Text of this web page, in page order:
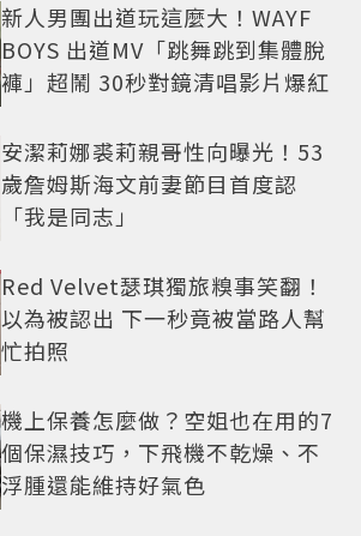
新人男團出道玩這麼大！WAYF
BOYS 出道MV「跳舞跳到集體脫
褲」超鬧 30秒對鏡清唱影片爆紅
安潔莉娜裘莉親哥性向曝光！53
歲詹姆斯海文前妻節目首度認
「我是同志」
Red Velvet瑟琪獨旅糗事笑翻！
以為被認出 下一秒竟被當路人幫
忙拍照
機上保養怎麼做？空姐也在用的7
個保濕技巧，下飛機不乾燥、不
浮腫還能維持好氣色